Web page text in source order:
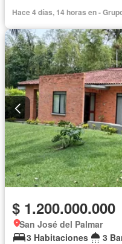
Hace 4 días, 14 horas en -
$ 1.200.000.000
San José del Palmar
3 Habitaciones
3